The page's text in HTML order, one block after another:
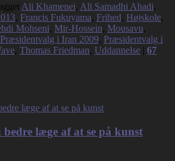
Ali Khamenei, Ali Samadhi Ahadi,
, Francis Fukuyama, Frihed, Højskole,
Mohseni, Mir-Hossein, Mousavu,
Præsidentvalg i Iran 2009, Præsidentvalg i
, Thomas Friedman, Uddannelse | 67
læge af at se på kunst